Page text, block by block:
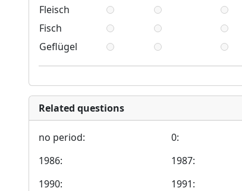
Fleisch
Fisch
Geflügel
Related questions
no period: 0:
1986:
1987:
1990:
1991: